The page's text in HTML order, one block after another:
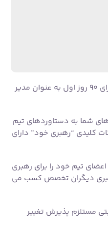
دیگران تخصص کسب می
مستلزم پذیرش تغییر
تلاش ها و نتایج تیم